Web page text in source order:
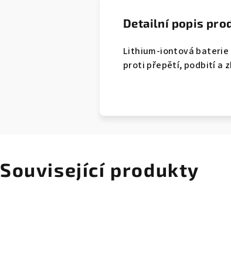
Detailní popis
Lithium-iontová baterie
proti přepětí, podbití a
Související produkty